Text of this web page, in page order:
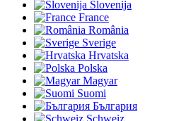
Slovenija
France
România
Sverige
Hrvatska
Polska
Magyar
Suomi
България